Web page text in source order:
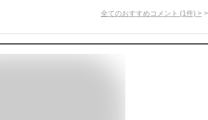
全てのおすすめコメント (1 件) >